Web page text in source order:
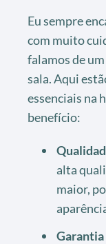
Eu sempre
com muito
falamos de
sala. Aqui
essenciais na
benefício:
alta
maior,